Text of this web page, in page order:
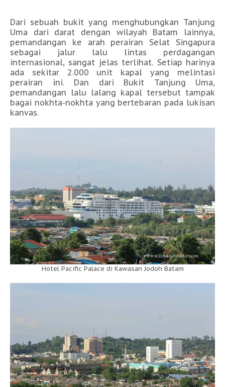
Dari sebuah bukit yang menghubungkan Tanjung
Uma dari darat dengan wilayah Batam lainnya,
pemandangan ke arah perairan Selat Singapura
sebagai jalur lalu lintas perdagangan
internasional, sangat jelas terlihat. Setiap harinya
ada sekitar 2.000 unit kapal yang melintasi
perairan ini. Dan dari Bukit Tanjung Uma,
pemandangan lalu lalang kapal tersebut tampak
bagai nokhta-nokhta yang bertebaran pada lukisan
kanvas.
Hotel Pacific Palace di Kawasan Jodoh Batam